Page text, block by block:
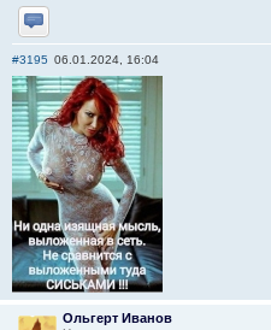
Отправить личное сообщение
#3195 06.01.2024, 16:04
Ольгерт Иванов